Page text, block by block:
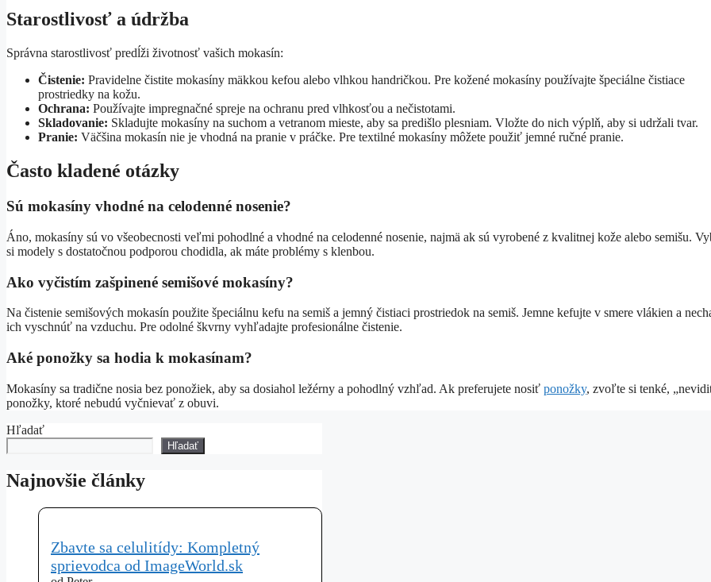
Starostlivosť a údržba
Správna starostlivosť predĺži životnosť vašich mokasín:
Čistenie: Pravidelne čistite mokasíny mäkkou kefou alebo vlhkou handričkou. Pre kožené mokasíny používajte špeciálne čistiace
prostriedky na kožu.
Ochrana: Používajte impregnačné spreje na ochranu pred vlhkosťou a nečistotami.
Skladovanie: Skladujte mokasíny na suchom a vetranom mieste, aby sa predišlo plesniam. Vložte do nich výplň, aby si udržali tvar.
Pranie: Väčšina mokasín nie je vhodná na pranie v práčke. Pre textilné mokasíny môžete použiť jemné ručné pranie.
Často kladené otázky
Sú mokasíny vhodné na celodenné nosenie?
Áno, mokasíny sú vo všeobecnosti veľmi pohodlné a vhodné na celodenné nosenie, najmä ak sú vyrobené z kvalitnej kože alebo semišu.
si modely s dostatočnou podporou chodidla, ak máte problémy s klenbou.
Ako vyčistím zašpinené semišové mokasíny?
Na čistenie semišových mokasín použite špeciálnu kefu na semiš a jemný čistiaci prostriedok na semiš. Jemne kefujte v smere vlákien a
ich vyschnúť na vzduchu. Pre odolné škvrny vyhľadajte profesionálne čistenie.
Aké ponožky sa hodia k mokasínam?
Mokasíny sa tradične nosia bez ponožiek, aby sa dosiahol ležérny a pohodlný vzhľad. Ak preferujete nosiť ponožky, zvoľte si tenké,
ponožky, ktoré nebudú vyčnievať z obuvi.
Hľadať
Hľadať
Najnovšie články
Zbavte sa celulitídy: Kompletný
sprievodca od ImageWorld.sk